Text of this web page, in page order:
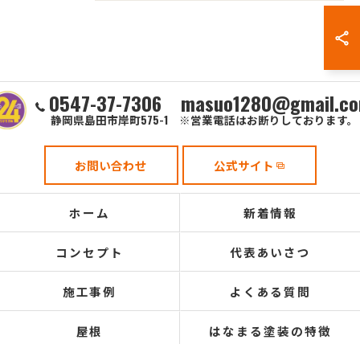
0547-37-7306
静岡県島田市岸町575-1 ※営業電話はお断りしております。
お問い合わせ 公式サイト
ホーム 新着情報
コンセプト 代表あいさつ
施工事例 よくある質問
屋根 はなまる塗装の特徴